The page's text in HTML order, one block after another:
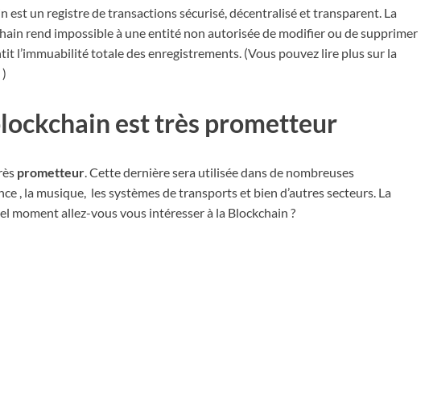
est un registre de transactions sécurisé, décentralisé et transparent. La
rend impossible à une entité non autorisée de modifier ou de supprimer
l’immuabilité totale des enregistrements. (Vous pouvez lire plus sur la
)
est très prometteur
prometteur. Cette dernière sera utilisée dans de nombreuses
, la musique, les systèmes de transports et bien d’autres secteurs. La
moment allez-vous vous intéresser à la Blockchain ?